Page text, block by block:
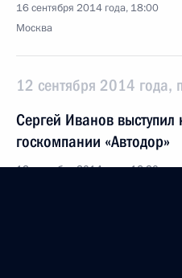
16 сентября 2014 года, 18:00
Москва
12 сентября 2014 года,
Сергей Иванов
госкомпании «Автодор»
12 сентября 2014 года, 16:30